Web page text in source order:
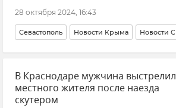
28 октября 2024, 16:43
Севастополь Новости Крыма Новости
Герои СВО Михаил Развожаев Память
В Краснодаре мужчина
местного жителя после наезда
скутером